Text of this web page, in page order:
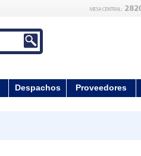
Despachos Proveedores